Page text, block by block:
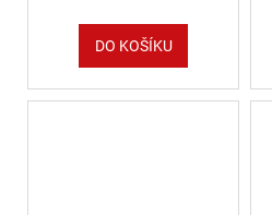
DO KOŠÍKU